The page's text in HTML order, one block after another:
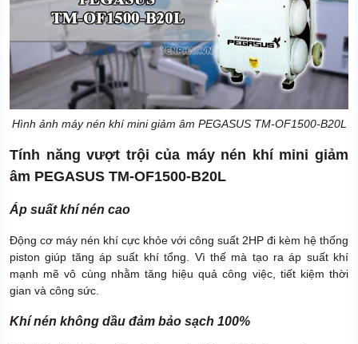
Hình ảnh máy nén khí mini giảm âm PEGASUS TM-OF1500-B20L
Tính năng vượt trội của máy nén khí mini giảm
âm PEGASUS TM-OF1500-B20L
Áp suất khí nén cao
Động cơ máy nén khí cực khỏe với công suất 2HP đi kèm hệ thống
piston giúp tăng áp suất khí tổng. Vì thế mà tạo ra áp suất khí
mạnh mẽ vô cùng nhằm tăng hiệu quả công việc, tiết kiệm thời
gian và công sức.
Khí nén không dầu đảm bảo sạch 100%